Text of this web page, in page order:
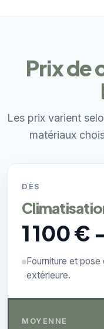
Prix de
Les prix varient
matériaux
DÈS
1 100 €
Fourniture et
extérieure.
MOYENNE